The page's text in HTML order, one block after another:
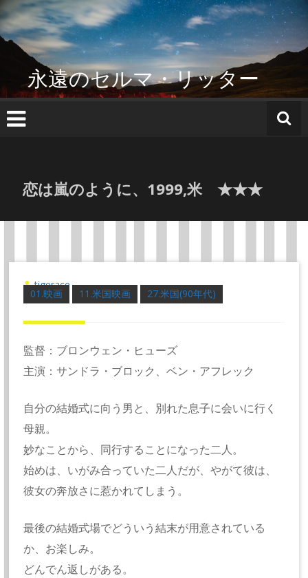
コ
ン
テ
へ
ス
キ
永遠のセルマ・リッター
恋は嵐のように、1999,米 ★★★
01.映画 11.米国映画 27.米国(90年代)
tigerace
監督：ブロンウェン・ヒューズ
主演：サンドラ・ブロック、ベン・アフレック
自分の結婚式に向う男と、別れた息子に会いに行く
母親。
妙なことから、同行することになった二人。
始めは、いがみ合っていた二人だが、やがて彼は、
彼女の奔放さに惹かれてしまう。
最後の結婚式場でどういう結末が用意されている
か、お楽しみ。
どんでん返しがある。